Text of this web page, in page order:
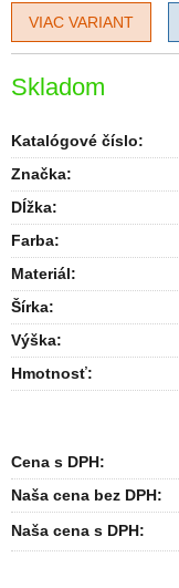
Skladom
Katalógové číslo:
Značka:
Dĺžka:
Farba:
Materiál:
Šírka:
Výška:
Hmotnosť:
VIAC VARIANT
Cena s DPH:
Naša cena bez DPH:
Naša cena s DPH: